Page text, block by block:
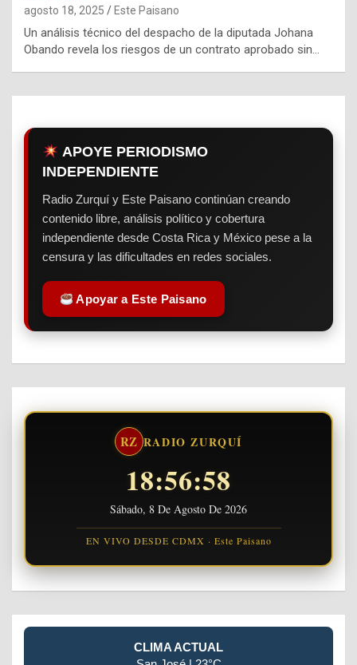
agosto 18, 2025 Este Paisano
Un análisis técnico del despacho de la diputada Johana
Obando revela los riesgos de un contrato aprobado sin…
APOYE PERIODISMO
INDEPENDIENTE
Radio Zurquí y Este Paisano continúan creando
contenido libre, análisis político y cobertura
independiente desde Costa Rica y México pese a la
censura y las dificultades en redes sociales.
Apoyar a Este Paisano
RZ RADIO ZURQUÍ
18:56:58
Sábado, 8 De Agosto De 2026
EN VIVO DESDE CDMX · Este Paisano
CLIMA ACTUAL